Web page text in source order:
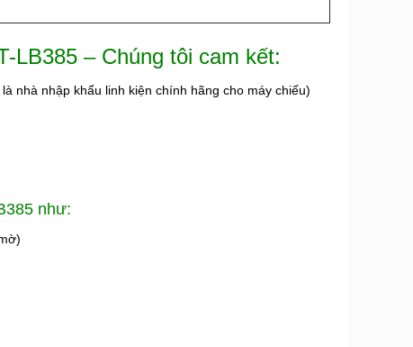
LB385 – Chúng tôi cam kết:
nhà nhập khẩu linh kiện chính hãng cho máy chiếu)
như: